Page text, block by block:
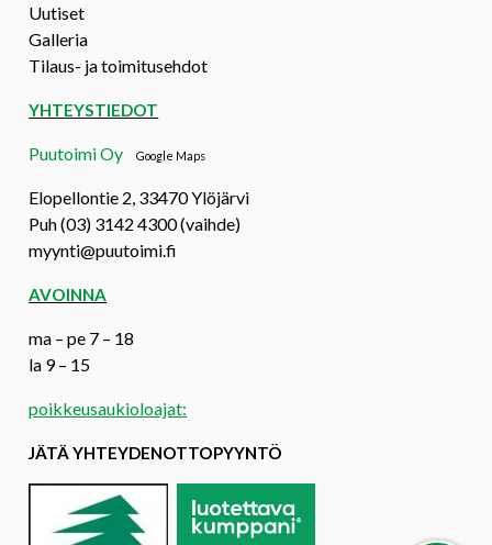
Uutiset
Galleria
Tilaus- ja toimitusehdot
YHTEYSTIEDOT
Puutoimi OyGoogle Maps
Elopellontie 2, 33470 Ylöjärvi
Puh (03) 3142 4300 (vaihde)
myynti@puutoimi.fi
AVOINNA
ma – pe 7 – 18
la 9 – 15
poikkeusaukioloajat:
JÄTÄ YHTEYDENOTTOPYYNTÖ